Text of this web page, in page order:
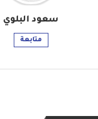
سعود البلوي
متابعة